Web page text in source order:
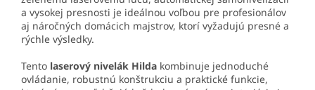
a vysokej presnosti je ideálnou voľbou pre profesionálov
aj náročných domácich majstrov, ktorí vyžadujú presné a
rýchle výsledky.
Tento laserový nivelák Hilda kombinuje jednoduché
ovládanie, robustnú konštrukciu a praktické funkcie,